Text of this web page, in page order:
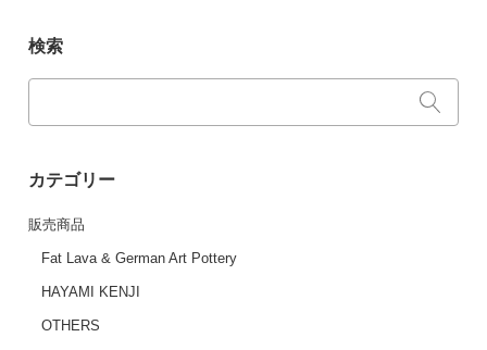
検索
カテゴリー
販売商品
Fat Lava & German Art Pottery
HAYAMI KENJI
OTHERS